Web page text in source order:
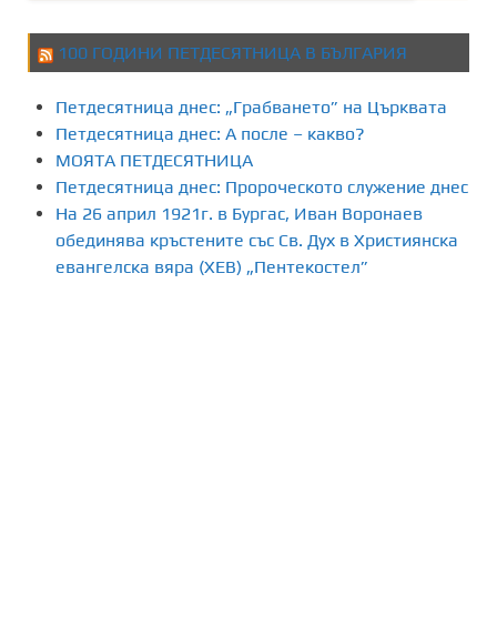
100 ГОДИНИ ПЕТДЕСЯТНИЦА В БЪЛГАРИЯ
Петдесятница днес: „Грабването” на Църквата
Петдесятница днес: А после – какво?
МОЯТА ПЕТДЕСЯТНИЦА
Петдесятница днес: Пророческото служение днес
На 26 април 1921г. в Бургас, Иван Воронаев
обединява кръстените със Св. Дух в Християнска
евангелска вяра (ХЕВ) „Пентекостел”